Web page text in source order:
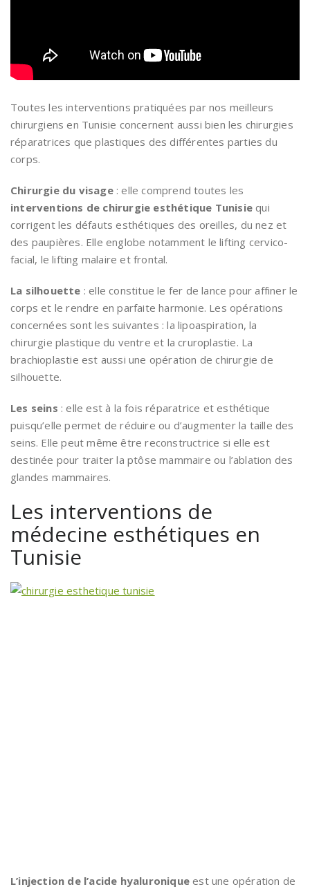
Toutes les interventions pratiquées par nos meilleurs
chirurgiens en Tunisie concernent aussi bien les chirurgies
réparatrices que plastiques des différentes parties du
corps.
Chirurgie du visage: elle comprend toutes les
interventions de chirurgie esthétique Tunisie qui
corrigent les défauts esthétiques des oreilles, du nez et
des paupières. Elle englobe notamment le lifting cervico-
facial, le lifting malaire et frontal.
La silhouette : elle constitue le fer de lance pour affiner le
corps et le rendre en parfaite harmonie. Les opérations
concernées sont les suivantes : la lipoaspiration, la
chirurgie plastique du ventre et la cruroplastie. La
brachioplastie est aussi une opération de chirurgie de
silhouette.
Les seins : elle est à la fois réparatrice et esthétique
puisqu’elle permet de réduire ou d’augmenter la taille des
seins. Elle peut même être reconstructrice si elle est
destinée pour traiter la ptôse mammaire ou l’ablation des
glandes mammaires.
Les interventions de
médecine esthétiques en
Tunisie
L’injection de l’acide hyaluronique est une opération de